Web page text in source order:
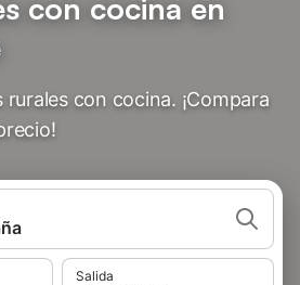
con cocina en
rurales con cocina. ¡Compara
Salida